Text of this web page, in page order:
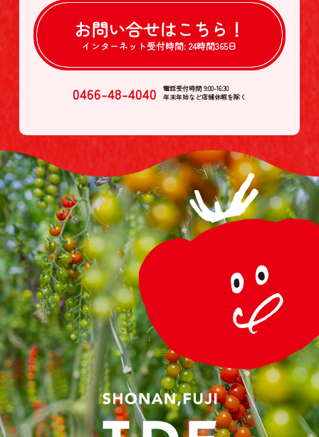
お問い合せはこちら！
インターネット受付時間: 24時間365日
0466-48-4040
電話受付時間 9:00-16:30
年末年始など店舗休暇を除く